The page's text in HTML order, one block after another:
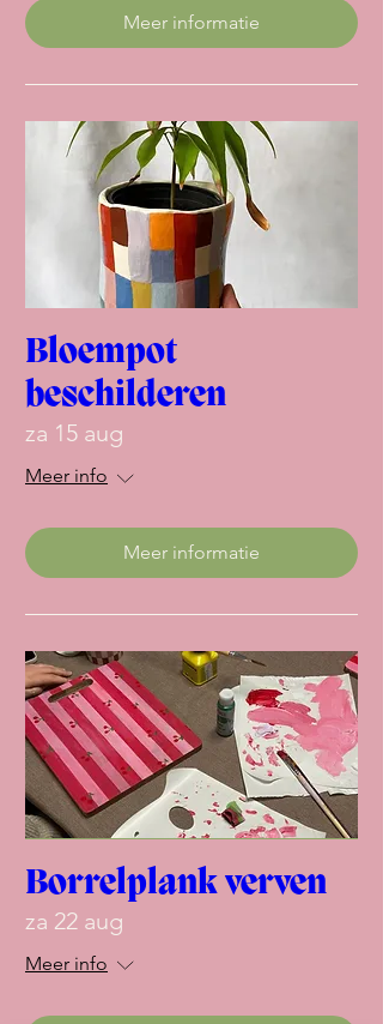
Meer informatie
Bloempot
beschilderen
za 15 aug
Meer info
Meer informatie
Borrelplank verven
za 22 aug
Meer info